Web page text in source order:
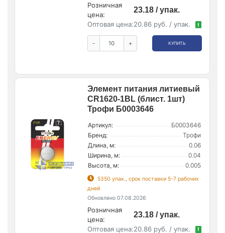
Розничная
цена:
23.18 / упак.
Оптовая цена:20.86 руб. / упак. !
- + КУПИТЬ
Элемент питания литиевый
CR1620-1BL (блист. 1шт)
Трофи Б0003646
Артикул:
Б0003646
Бренд:
Трофи
Длина, м:
0.06
Ширина, м:
0.04
Высота, м:
0.005
5350 упак., срок поставки 5-7 рабочих
дней
Обновлено 07.08.2026
Розничная
цена:
23.18 / упак.
Оптовая цена:20.86 руб. / упак. !